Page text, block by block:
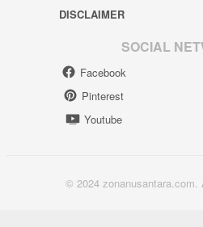
DISCLAIMER
SOCIAL
Facebook
Pinterest
Youtube
© 2024 zonanusantara.com.